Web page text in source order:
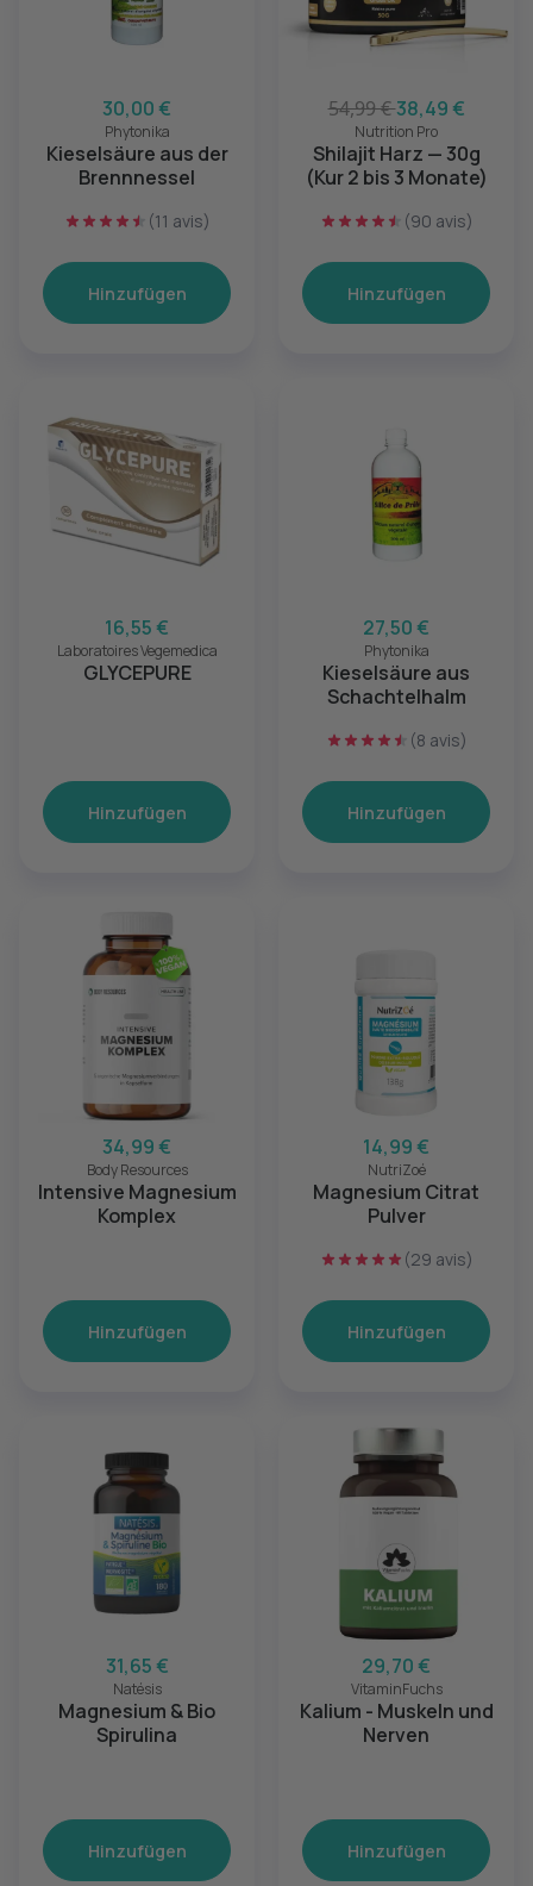
30,00 €
Phytonika
Kieselsäure aus der
Brennnessel
(11 avis)
Hinzufügen
54,99 €38,49 €
Nutrition Pro
Shilajit Harz — 30g
(Kur 2 bis 3 Monate)
(90 avis)
Hinzufügen
16,55 €
Laboratoires Vegemedica
GLYCEPURE
Hinzufügen
27,50 €
Phytonika
Kieselsäure aus
Schachtelhalm
(8 avis)
Hinzufügen
34,99 €
Body Resources
Intensive Magnesium
Komplex
Hinzufügen
14,99 €
NutriZoé
Magnesium Citrat
Pulver
(29 avis)
Hinzufügen
31,65 €
Natésis
Magnesium & Bio
Spirulina
Hinzufügen
29,70 €
VitaminFuchs
Kalium - Muskeln und
Nerven
Hinzufügen